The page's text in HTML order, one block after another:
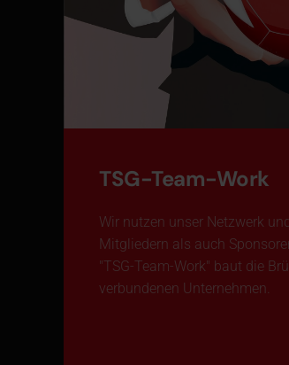
TSG-Team-Work
Wir nutzen unser Netzwerk
Mitgliedern als auch
"TSG-Team-Work" baut die
verbundenen Unternehmen.